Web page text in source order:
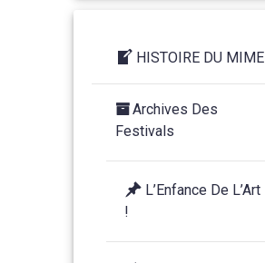
HISTOIRE DU MIME
Archives Des
Festivals
L’Enfance De L’Art
!